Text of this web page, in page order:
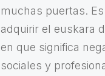
muchas puertas.
adquirir el euskara
en que significa
sociales y